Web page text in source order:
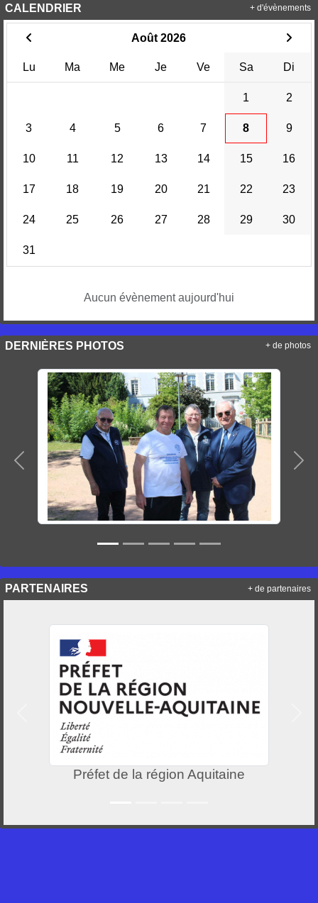
CALENDRIER
Août 2026
Lu Ma Me Je Ve Sa Di
1 2
3 4 5 6 7 8 9
10 11 12 13 14 15 16
17 18 19 20 21 22 23
24 25 26 27 28 29 30
31
Aucun évènement aujourd'hui
+ d'évènements
DERNIÈRES PHOTOS
Précedent
+ de photos
PARTENAIRES
Préfet de la région Aquitaine
Précedent
+ de partenaires